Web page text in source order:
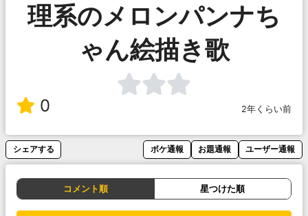
理系のメロンパンナち
ゃん絵描き歌
0 2年くらい前
シェアする ボケ通報 お題通報 ユーザー通報
コメント順 星つけた順